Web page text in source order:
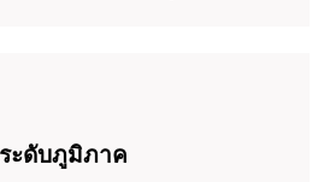
ะดับภูมิภาค